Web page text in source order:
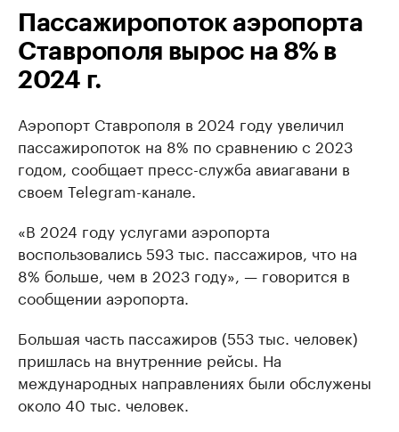
Пассажиропоток аэропорта
Ставрополя вырос на 8% в
2024 г.
Аэропорт Ставрополя в 2024 году увеличил
пассажиропоток на 8% по сравнению с 2023
годом, сообщает пресс-служба авиагавани в
своем Telegram-канале.
«В 2024 году услугами аэропорта
воспользовались 593 тыс. пассажиров, что на
8% больше, чем в 2023 году», — говорится в
сообщении аэропорта.
Большая часть пассажиров (553 тыс. человек)
пришлась на внутренние рейсы. На
международных направлениях были обслужены
около 40 тыс. человек.